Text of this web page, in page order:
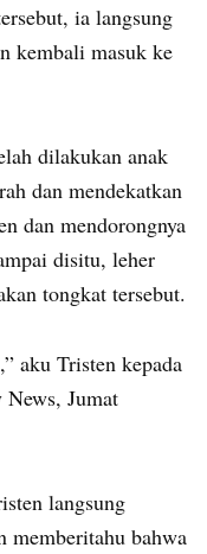
ia langsung
kembali masuk ke
dilakukan anak
dan mendekatkan
dan mendorongnya
disitu, leher
tongkat tersebut.
aku Tristen kepada
Jumat
langsung
memberitahu bahwa